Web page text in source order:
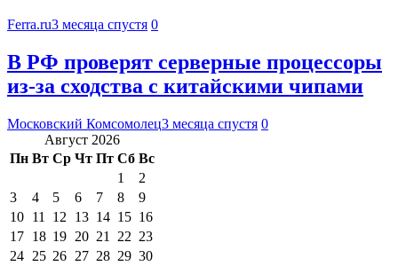
Ferra.ru3 месяца спустя 0
В РФ проверят серверные процессоры
из-за сходства с китайскими чипами
Московский Комсомолец3 месяца спустя 0
Август 2026
Пн Вт Ср Чт Пт Сб Вс
1
2
3
4 5 6 7 8
9
10 11 12 13 14 15 16
17 18 19 20 21 22 23
24 25 26 27 28 29 30